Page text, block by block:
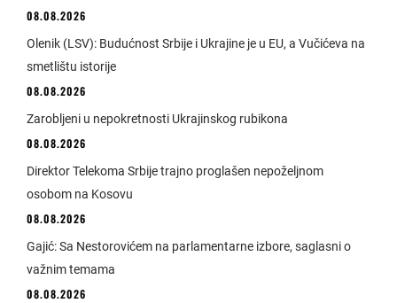
08.08.2026
Olenik (LSV): Budućnost Srbije i Ukrajine je u EU, a Vučićeva na
smetlištu istorije
08.08.2026
Zarobljeni u nepokretnosti Ukrajinskog rubikona
08.08.2026
Direktor Telekoma Srbije trajno proglašen nepoželjnom
osobom na Kosovu
08.08.2026
Gajić: Sa Nestorovićem na parlamentarne izbore, saglasni o
važnim temama
08.08.2026